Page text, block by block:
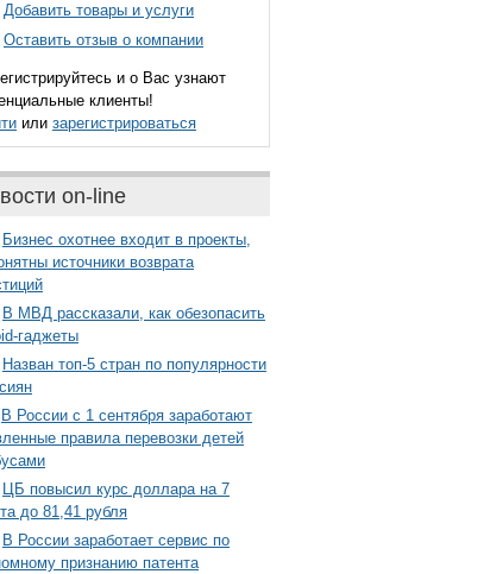
Добавить товары и услуги
Оставить отзыв о компании
и о Вас узнают
клиенты!
или зарегистрироваться
on-line
Бизнес охотнее входит в проекты,
источники возврата
В МВД рассказали, как обезопасить
гаджеты
Назван топ-5 стран по популярности
В России с 1 сентября заработают
правила перевозки детей
ЦБ повысил курс доллара на 7
до 81,41 рубля
В России заработает сервис по
признанию патента